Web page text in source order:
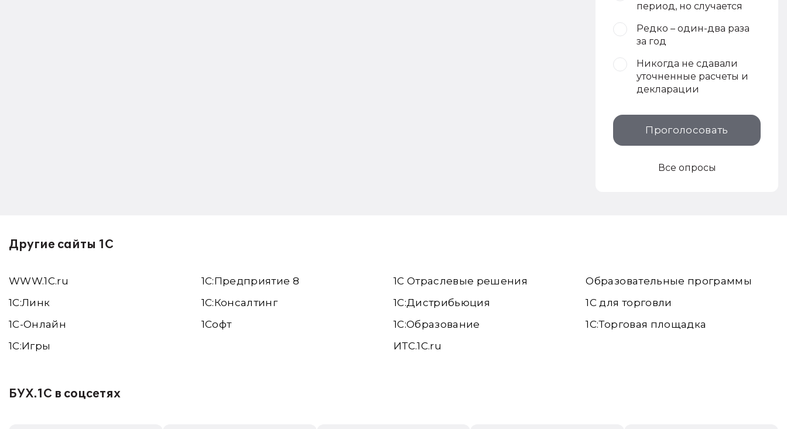
период, но случается
Редко – один-два раза
за год
Никогда не сдавали
уточненные расчеты и
декларации
Проголосовать
Все опросы
Другие сайты 1С
WWW.1С.ru
1С:Линк
1С-Онлайн
1C:Игры
1С:Предприятие 8
1С:Консалтинг
1Софт
1С Отраслевые решения
1С:Дистрибьюция
1С:Образование
ИТС.1C.ru
Образовательные программы
1С для торговли
1С:Торговая площадка
БУХ.1С в соцсетях